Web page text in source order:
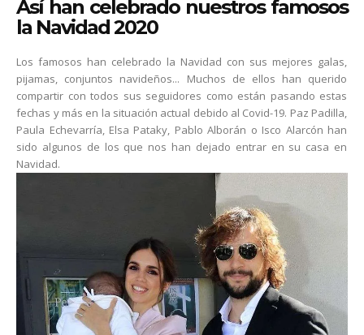
Así han celebrado nuestros famosos
la Navidad 2020
Los famosos han celebrado la Navidad con sus mejores galas,
pijamas, conjuntos navideños... Muchos de ellos han querido
compartir con todos sus seguidores como están pasando estas
fechas y más en la situación actual debido al Covid-19. Paz Padilla,
Paula Echevarría, Elsa Pataky, Pablo Alborán o Isco Alarcón han
sido algunos de los que nos han dejado entrar en su casa en
Navidad.